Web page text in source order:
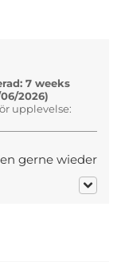
7 weeks
2026)
upplevelse:
gerne wieder